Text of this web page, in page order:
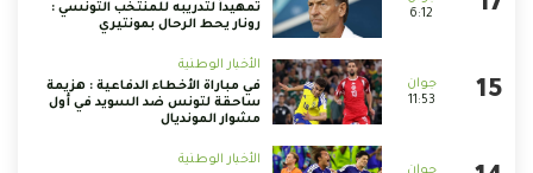
6:12
تمهيداً لتدريبه للمنتخب التونسي :
رونار يحط الرحال بمونتيري
11:53
الأخبار الوطنية
في مباراة الأخطاء الدفاعية : هزيمة
ساحقة لتونس ضد السويد في أول
مشوار المونديال
الأخبار الوطنية